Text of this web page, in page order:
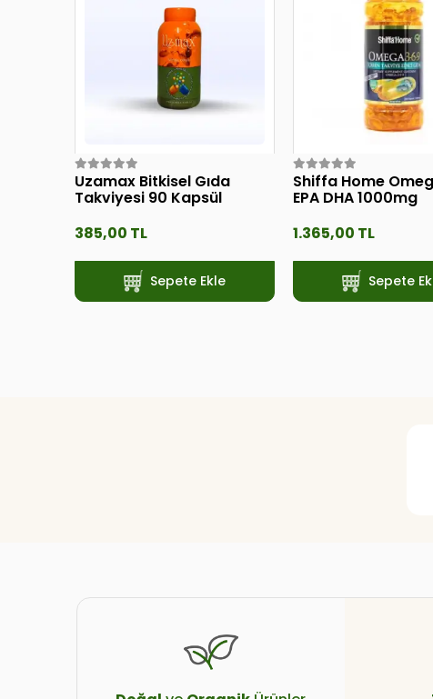
Uzamax Bitkisel Gıda
Takviyesi 90 Kapsül
385,00 TL
Sepete Ekle
Shiffa Home
EPA DHA 1000mg
1.365,00 TL
Sepete